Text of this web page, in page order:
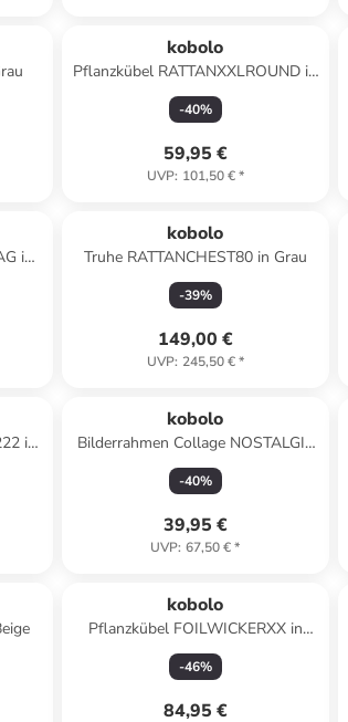
kobolo
Pflanzkübel RATTANXXLROUND in
Grau
-40%
59,95 €
UVP: 101,50 €*
in
kobolo
Truhe RATTANCHEST80 in Grau
-39%
149,00 €
UVP: 245,50 €*
in
kobolo
Bilderrahmen Collage NOSTALGIE
in Grau
-40%
39,95 €
UVP: 67,50 €*
kobolo
Pflanzkübel FOILWICKERXX in
Grau
-46%
84,95 €